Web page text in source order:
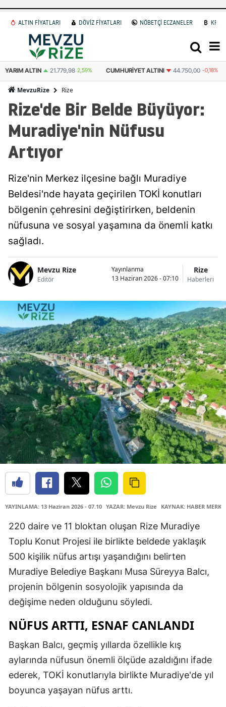
ALTIN FİYATLARI DÖVİZ FİYATLARI NÖBETÇİ ECZANELER
21.779,98 2,59% CUMHURIYET ALTINI 44.750,00 -0,18% ATA ALTIN
MevzuRize Rize
Rize'de Bir Belde Büyüyor:
Muradiye'nin Nüfusu
Artıyor
Rize'nin Merkez ilçesine bağlı Muradiye
Beldesi'nde hayata geçirilen TOKİ konutları
bölgenin çehresini değiştirirken, beldenin
nüfusuna ve sosyal yaşamına da önemli katkı
sağladı.
Mevzu Rize
Editör
Yayınlanma
13 Haziran 2026 - 07:10
Rize
Haberleri
YAYINLAMA: 13 Haziran 2026 - 07.10 YAZAR: Mevzu Rize KAYNAK: HABER
220 daire ve 11 bloktan oluşan Rize Muradiye
Toplu Konut Projesi ile birlikte beldede yaklaşık
500 kişilik nüfus artışı yaşandığını belirten
Muradiye Belediye Başkanı Musa Süreyya Balcı,
projenin bölgenin sosyolojik yapısında da
değişime neden olduğunu söyledi.
NÜFUS ARTTI, ESNAF CANLANDI
Başkan Balcı, geçmiş yıllarda özellikle kış
aylarında nüfusun önemli ölçüde azaldığını ifade
ederek, TOKİ konutlarıyla birlikte Muradiye'de yıl
boyunca yaşayan nüfus arttı.